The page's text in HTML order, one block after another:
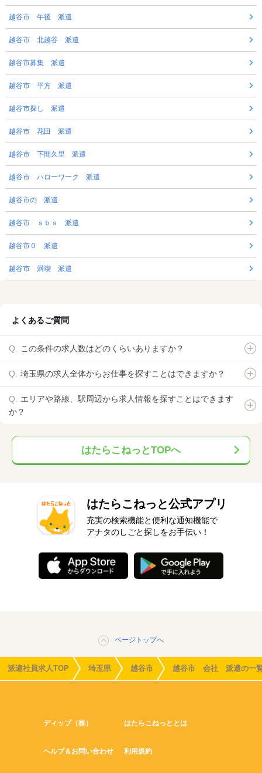
越谷市 午後 派遣
越谷市 北越谷 派遣
越谷市募集 派遣
越谷市 平方 派遣
越谷市探し 派遣
越谷市 花田 派遣
越谷市 下間久里 派遣
越谷市 ハローワーク 派遣
越谷市の 派遣
越谷市 ｓｂｓ 派遣
越谷市０ 派遣
越谷市 満喫 派遣
よくあるご質問
この条件の求人数はどのくらいありますか？
埼玉県の求人全体からお仕事を探すことはできますか？
エリアや路線、駅周辺から求人情報を探すことはできます
か？
はたらこねっとTOPへ
はたらこねっと公式アプリ
充実の検索機能と便利な通知機能で
アナタのしごと探しをお手伝い！
ページトップへ
派遣社員求人TOP 埼玉県 越谷市 越谷市 会社 派遣の一
ディップ（株） はたらこねっととは
ヘルプ＆お問い合わせ 利用規約